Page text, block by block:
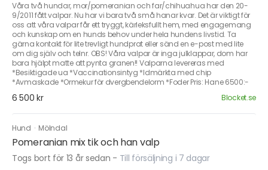
Våra två hundar, mor/pomeranian och far/chihuahua har den 20-
9/2011 fått valpar. Nu har vi bara två små hanar kvar. Det är viktigt för
oss att våra valpar får ett tryggt, kärleksfullt hem, med engagemang
och kunskap om en hunds behov under hela hundens livstid. Ta
gärna kontakt för lite trevligt hundprat eller sänd en e-post med lite
om dig själv och telnr. OBS! Våra valpar är inga julklappar, dom har
bara hjälpt matte att pynta granen!! Valparna levereras med
*Besiktigade ua *Vaccinationsintyg *Idmärkta med chip
*Avmaskade *Ormekur för dvergbendelorm *Foder Pris: Hane 6500:-
6 500 kr Blocket.se
Hund · Mölndal
Pomeranian mix tik och han valp
Togs bort för 13 år sedan - Till försäljning i 7 dagar